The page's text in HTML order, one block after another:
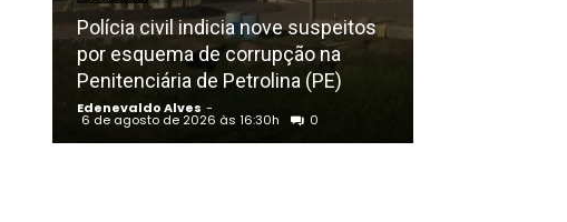
Polícia civil indicia nove suspeitos
por esquema de corrupção na
Penitenciária de Petrolina (PE)
Edenevaldo Alves -
6 de agosto de 2026 às 16:30h 0